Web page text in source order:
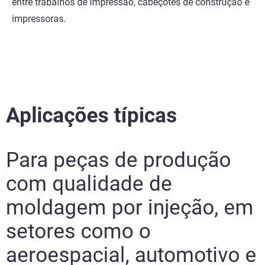
impressoras.
Aplicações típicas
Para peças de produção
com qualidade de
moldagem por injeção, em
setores como o
aeroespacial, automotivo e